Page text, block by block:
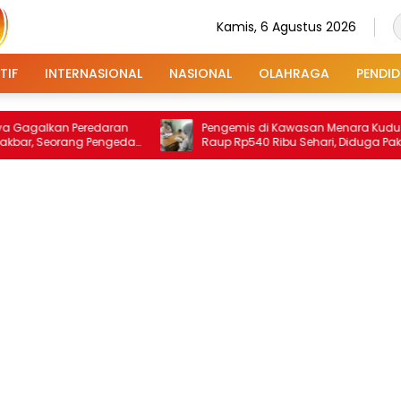
Kamis, 6 Agustus 2026
INTERNASIONAL NASIONAL OLAHRAGA
Peredaran
Pengedar
Pengemis di Kawasan Menara Kudus
Raup Rp540 Ribu Sehari, Diduga Paksa
Peziarah hingga Tarik Baju